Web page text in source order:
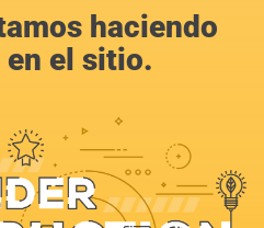
haciendo
el sitio.